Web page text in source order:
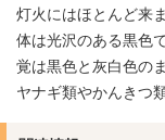
灯火にはほとんど来
体は光沢のある黒色
覚は黒色と灰白色の
ヤナギ類やかんきつ